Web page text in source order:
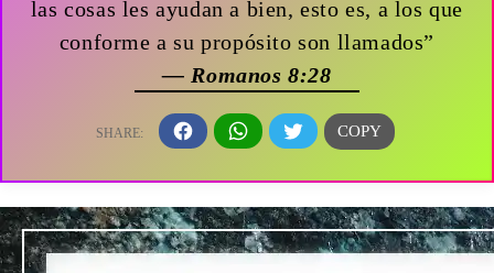
las cosas les ayudan a bien, esto es, a los que
conforme a su propósito son llamados”
— Romanos 8:28